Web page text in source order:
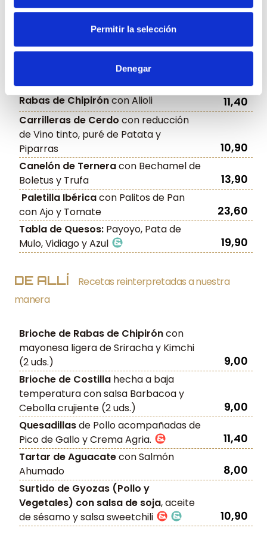
Permitir la selección
Denegar
Ensaladilla Rusacon Ventresca y
Ensaladilla Rusa con mejillones
escabeche y patatas paja
12,20
Ensaladilla Rusa con tartar de
atúny aguacate en dados
Rabas de Chipiróncon Alioli 11,40
Carrilleras de Cerdo con reducción
de Vino tinto, puré de Patata y
Piparras
10,90
Canelón de Terneracon Bechamel de
Boletus y Trufa
13,90
Paletilla Ibéricacon Palitos de Pan
con Ajo y Tomate
23,60
Tabla de Quesos: Payoyo, Pata de
Mulo, Vidiago y Azul
19,90
DE ALLÍ
Recetas reinterpretadas a nuestra
manera
Brioche de Rabas de Chipiróncon
mayonesa ligera de Sriracha y Kimchi
(2 uds.)
9,00
Brioche de Costilla hecha a baja
temperatura con salsa Barbacoa y
Cebolla crujiente (2 uds.)
9,00
Quesadillasde Pollo acompañadas de
Pico de Gallo y Crema Agria.
11,40
Tartar de Aguacatecon Salmón
Ahumado
8,00
Surtido de Gyozas (Pollo y
Vegetales) con salsa de soja, aceite
de sésamo y salsa sweetchili
10,90